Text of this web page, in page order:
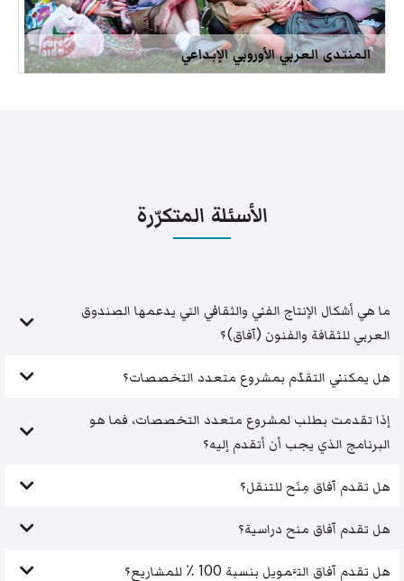
المنتدى العربي الأوروبي الإبداعي
الأسئلة المتكرّرة
ما هي أشكال الإنتاج الفني والثقافي التي يدعمها الصندوق
العربي للثقافة والفنون (آفاق)؟
هل يمكنني التقدّم بمشروع متعدد التخصصات؟
إذا تقدمت بطلب لمشروع متعدد التخصصات، فما هو
البرنامج الذي يجب أن أتقدم إليه؟
هل تقدم آفاق مِنَح للتنقل؟
هل تقدم آفاق منح دراسية؟
هل تقدم آفاق التَّمويل بنسبة 100 ٪ للمشاريع؟